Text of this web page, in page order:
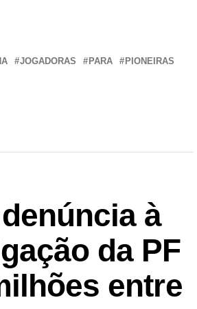
JOGADORAS PARA
PIONEIRAS
à
da PF
entre